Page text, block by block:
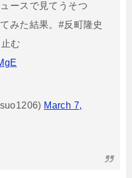
ースで見てうそつ
みた結果。#反町隆史
む
March 7,